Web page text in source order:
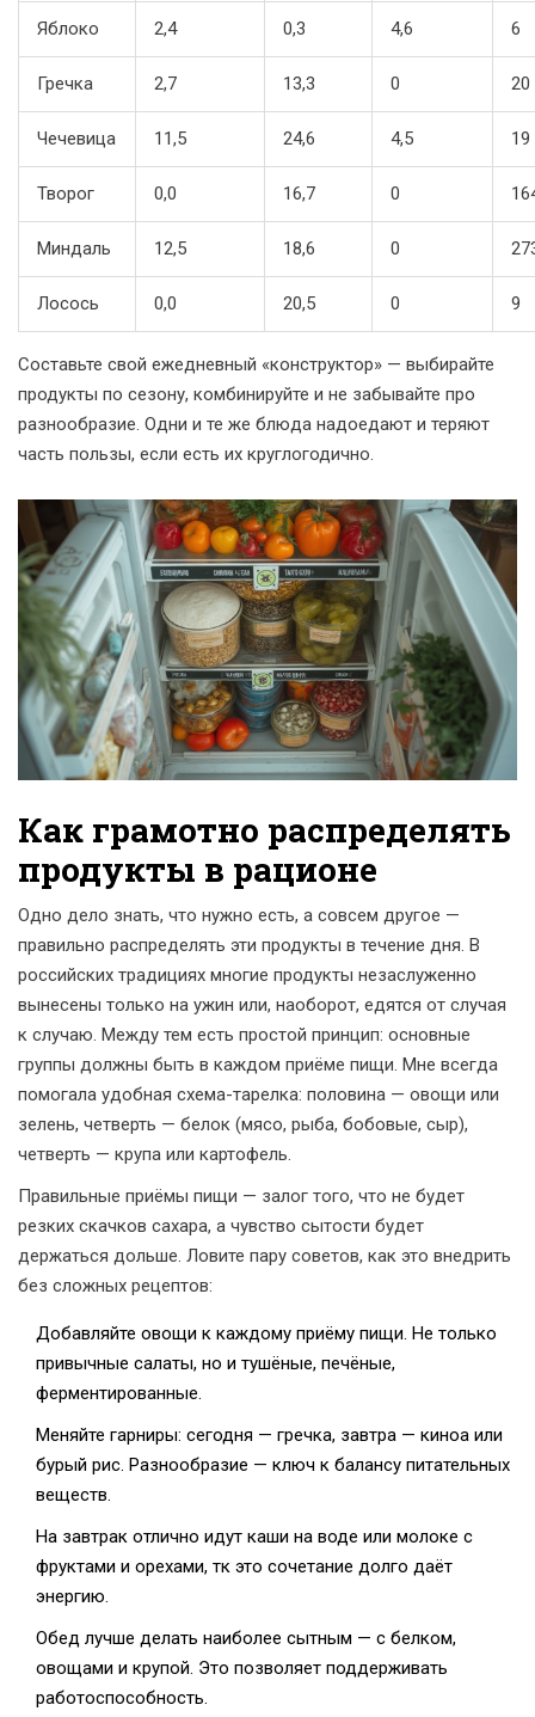
Яблоко 2,4 0,3 4,6 6
Гречка 2,7 13,3 0 20
Чечевица 11,5 24,6 4,5 19
Творог 0,0 16,7 0
Миндаль 12,5 18,6 0
Лосось 0,0 20,5 0 9
Составьте свой ежедневный «конструктор» — выбирайте
продукты по сезону, комбинируйте и не забывайте про
разнообразие. Одни и те же блюда надоедают и теряют
часть пользы, если есть их круглогодично.
Как грамотно распределять
продукты в рационе
Одно дело знать, что нужно есть, а совсем другое —
правильно распределять эти продукты в течение дня. В
российских традициях многие продукты незаслуженно
вынесены только на ужин или, наоборот, едятся от случая
к случаю. Между тем есть простой принцип: основные
группы должны быть в каждом приёме пищи. Мне всегда
помогала удобная схема-тарелка: половина — овощи или
зелень, четверть — белок (мясо, рыба, бобовые, сыр),
четверть — крупа или картофель.
Правильные приёмы пищи — залог того, что не будет
резких скачков сахара, а чувство сытости будет
держаться дольше. Ловите пару советов, как это внедрить
без сложных рецептов:
Добавляйте овощи к каждому приёму пищи. Не только
привычные салаты, но и тушёные, печёные,
ферментированные.
Меняйте гарниры: сегодня — гречка, завтра — киноа или
бурый рис. Разнообразие — ключ к балансу питательных
веществ.
На завтрак отлично идут каши на воде или молоке с
фруктами и орехами, тк это сочетание долго даёт
энергию.
Обед лучше делать наиболее сытным — с белком,
овощами и крупой. Это позволяет поддерживать
работоспособность.